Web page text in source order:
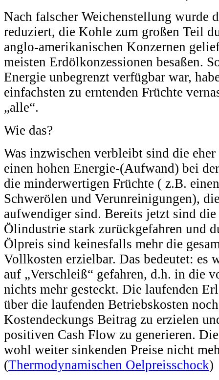
Nach falscher Weichenstellung wurde
reduziert, die Kohle zum großen Teil
anglo-amerikanischen Konzernen
meisten Erdölkonzessionen besaßen.
Energie unbegrenzt verfügbar war,
einfachsten zu erntenden Früchte
„alle“.
Wie das?
Was inzwischen verbleibt sind die eher
einen hohen Energie-(Aufwand) bei
die minderwertigen Früchte ( z.B.
Schwerölen und Verunreinigungen),
aufwendiger sind. Bereits jetzt sind
Ölindustrie stark zurückgefahren und
Ölpreis sind keinesfalls mehr die
Vollkosten erzielbar. Das bedeutet: es
auf „Verschleiß“ gefahren, d.h. in die
nichts mehr gesteckt. Die laufenden
über die laufenden Betriebskosten
Kostendeckungs Beitrag zu erzielen
positiven Cash Flow zu generieren.
wohl weiter sinkenden Preise nicht
(Thermodynamischen Oelpreisschock)